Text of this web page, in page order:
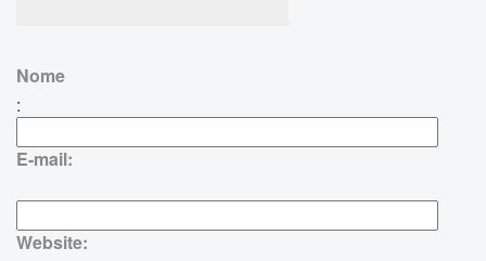
Nome
:
E-mail:
Website: